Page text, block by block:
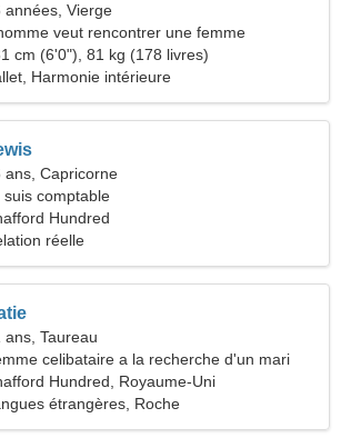
années, Vierge
veut rencontrer une femme
cm (6'0"), 81 kg (178 livres)
Harmonie intérieure
ans, Capricorne
suis comptable
Hundred
réelle
ans, Taureau
celibataire a la recherche d'un mari
Hundred, Royaume-Uni
étrangères, Roche